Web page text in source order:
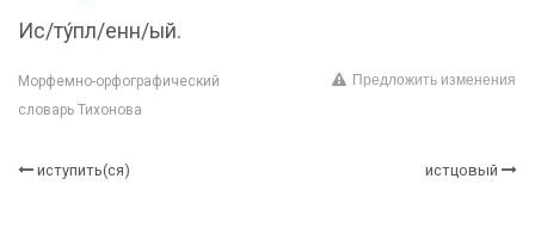
Ис/ту́пл/енн/ый.
Морфемно-орфографический
словарь Тихонова
Предложить изменения
иступить(ся) истцовый